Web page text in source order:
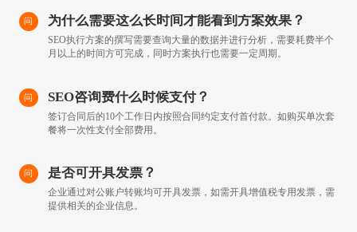
问 为什么需要这么长时间才能看到方案效果？
SEO执行方案的撰写需要查询大量的数据并进行分析，需要耗费半个
月以上的时间方可完成，同时方案执行也需要一定周期。
问 SEO咨询费什么时候支付？
签订合同后的10个工作日内按照合同约定支付首付款。如购买单次套
餐将一次性支付全部费用。
问 是否可开具发票？
企业通过对公账户转账均可开具发票，如需开具增值税专用发票，需
提供相关的企业信息。